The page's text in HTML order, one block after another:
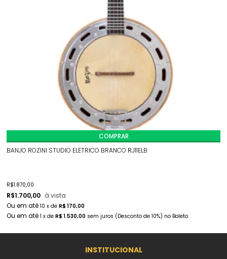
BANJO ROZINI STUDIO ELETRICO BRANCO RJ11ELB
R$1.870,00
R$1.700,00 à vista
10 x de R$ 170,00
1 x de R$ 1.530,00 sem juros (Desconto de 10%) no Boleto
COMPRAR
INSTITUCIONAL